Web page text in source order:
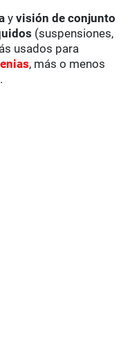
yvisión de conjunto
(suspensiones,
usados para
, más o menos